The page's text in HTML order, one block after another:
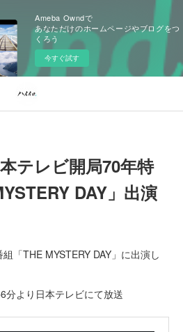
Ameba Owndで
あなただけのホームページやブログをつ
くろう
今すぐ試す
テレビ開局70年特
DAY」出演
「THE MYSTERY DAY」に出演し
より日本テレビにて放送